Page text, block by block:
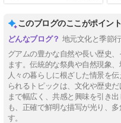
このブログのここがポイント
地元文化と季節
グアムの豊かな自然や長い歴史
ます。伝統的な祭典や自然現象
人々の暮らしに根ざした情景を
られるトピックは、文化や歴史
まで幅広く、共感と興味を引き
も、正確で鮮明な描写が光り、
す。